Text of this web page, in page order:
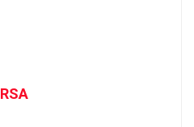
RSA